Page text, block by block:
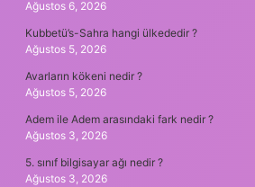
Ağustos 6, 2026
Kubbetü’s-Sahra hangi ülkededir ?
Ağustos 5, 2026
Avarların kökeni nedir ?
Ağustos 5, 2026
Adem ile Adem arasındaki fark nedir ?
Ağustos 3, 2026
5. sınıf bilgisayar ağı nedir ?
Ağustos 3, 2026